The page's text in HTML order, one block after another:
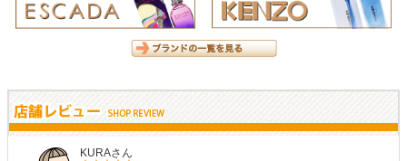
KURAさん